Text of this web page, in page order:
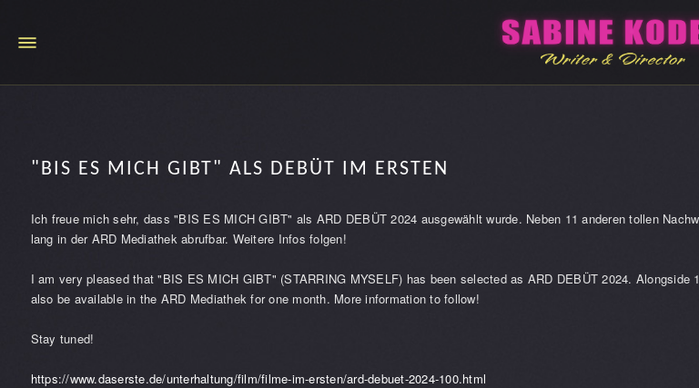
"BIS ES MICH GIBT" ALS DEBÜT IM ERSTEN
Ich freue mich sehr, dass "BIS ES MICH GIBT" als ARD DEBÜT 2024 ausgewählt wurde. Neben 11 anderen tollen
lang in der ARD Mediathek abrufbar. Weitere Infos folgen!
I am very pleased that "BIS ES MICH GIBT" (STARRING MYSELF) has been selected as ARD DEBÜT 2024.
also be available in the ARD Mediathek for one month. More information to follow!
Stay tuned!
https://www.daserste.de/unterhaltung/film/filme-im-ersten/ard-debuet-2024-100.html